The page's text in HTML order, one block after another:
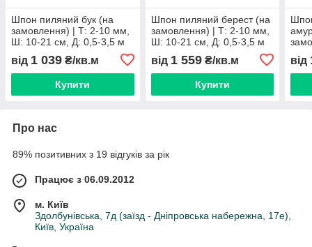
Шпон пиляний бук (на
замовлення) | Т: 2-10 мм,
Ш: 10-21 см, Д: 0,5-3,5 м
від 1 039 ₴/кв.м
Купити
Шпон пиляний берест (на
замовлення) | Т: 2-10 мм,
Ш: 10-21 см, Д: 0,5-3,5 м
від 1 559₴/кв.м
Купити
від
Про нас
89% позитивних з 19 відгуків за рік
Працює з 06.09.2012
м. Київ
Здолбунівська, 7д (заїзд - Дніпровська набережна, 17е),
Київ, Україна